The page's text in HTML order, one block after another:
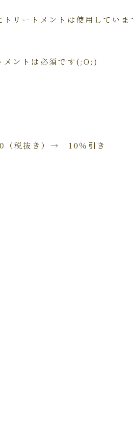
リートメントは使用していま
メントは必須です(;O;)
（税抜き）→ 10％引き